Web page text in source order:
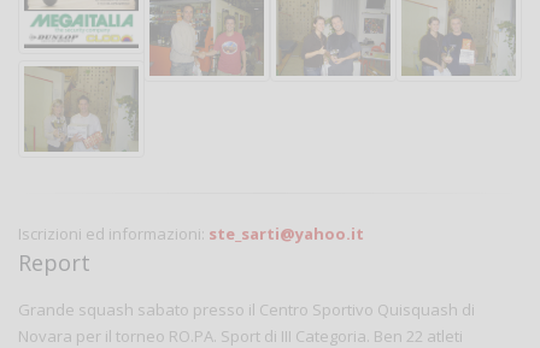
Iscrizioni ed informazioni: ste_sarti@yahoo.it
Report
Grande squash sabato presso il Centro Sportivo Quisquash di
Novara per il torneo RO.PA. Sport di III Categoria. Ben 22 atleti